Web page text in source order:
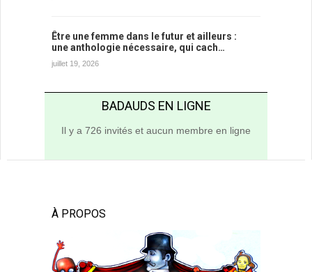
Être une femme dans le futur et ailleurs :
une anthologie nécessaire, qui cach…
juillet 19, 2026
BADAUDS EN LIGNE
Il y a 726 invités et aucun membre en ligne
À PROPOS